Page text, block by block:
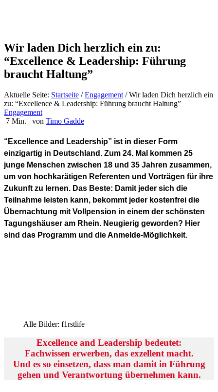
Wir laden Dich herzlich ein zu:
“Excellence & Leadership: Führung
braucht Haltung”
Aktuelle Seite: Startseite / Engagement /Wir laden Dich herzlich ein
zu: “Excellence & Leadership: Führung braucht Haltung”
Engagement
7 Min.
von Timo Gadde
“Excellence and Leadership” ist in dieser Form
einzigartig in Deutschland. Zum 24. Mal kommen 25
junge Menschen zwischen 18 und 35 Jahren zusammen,
um von hochkarätigen Referenten und Vorträgen für ihre
Zukunft zu lernen. Das Beste: Damit jeder sich die
Teilnahme leisten kann, bekommt jeder kostenfrei die
Übernachtung mit Vollpension in einem der schönsten
Tagungshäuser am Rhein. Neugierig geworden? Hier
sind das Programm und die Anmelde-Möglichkeit.
Alle Bilder: f1rstlife
Excellence and Leadership bedeutet:
Fachwissen erwerben, das exzellent macht.
Und es so einsetzen, dass man damit in Führung
gehen und Verantwortung übernehmen kann.